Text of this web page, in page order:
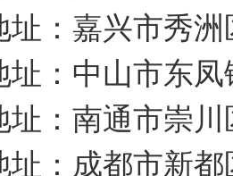
址：嘉兴市秀
址：中山市东
址：南通市崇川
址：成都市新